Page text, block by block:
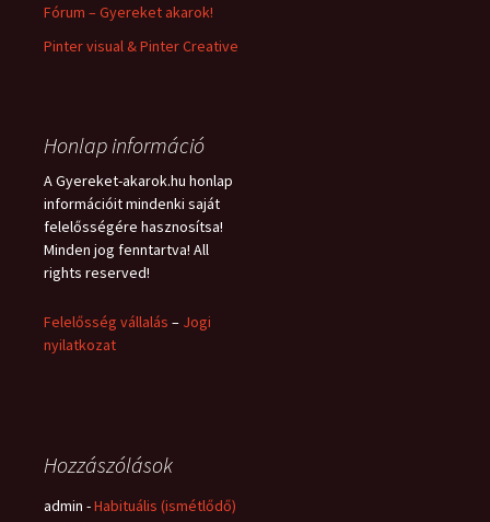
Fórum – Gyereket akarok!
Pinter visual & Pinter Creative
Honlap információ
A Gyereket-akarok.hu honlap
információit mindenki saját
felelősségére hasznosítsa!
Minden jog fenntartva! All
rights reserved!
Felelősség vállalás – Jogi
nyilatkozat
Hozzászólások
admin -Habituális (ismétlődő)